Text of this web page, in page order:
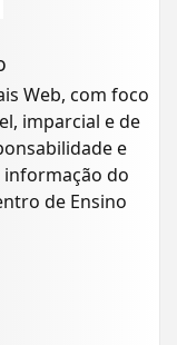
Web, com foco
imparcial e de
e
do
de Ensino